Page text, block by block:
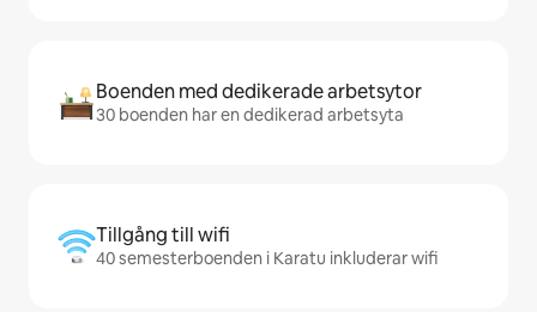
Boenden med dedikerade arbetsytor
30 boenden har en dedikerad arbetsyta
Tillgång till wifi
40 semesterboenden i Karatu inkluderar wifi